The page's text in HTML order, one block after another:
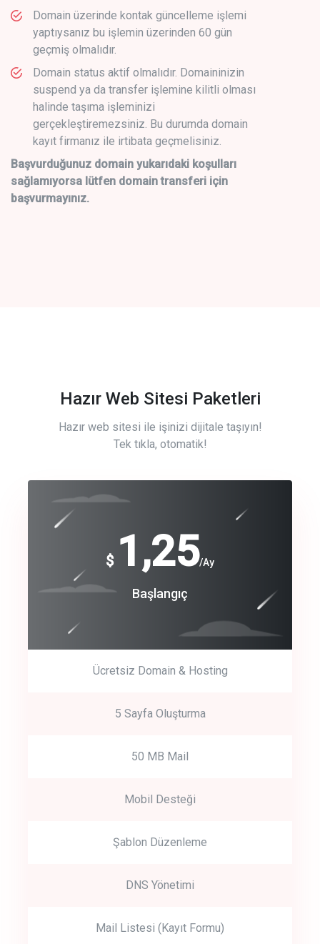
Domain üzerinde kontak güncelleme işlemi
yaptıysanız bu işlemin üzerinden 60 gün
geçmiş olmalıdır.
Domain status aktif olmalıdır. Domaininizin
suspend ya da transfer işlemine kilitli olması
halinde taşıma işleminizi
gerçekleştiremezsiniz. Bu durumda domain
kayıt firmanız ile irtibata geçmelisiniz.
Başvurduğunuz domain yukarıdaki koşulları
sağlamıyorsa lütfen domain transferi için
başvurmayınız.
Hazır Web Sitesi Paketleri
Hazır web sitesi ile işinizi dijitale taşıyın!
Tek tıkla, otomatik!
$ 1,25/Ay
Başlangıç
Ücretsiz Domain & Hosting
5 Sayfa Oluşturma
50 MB Mail
Mobil Desteği
Şablon Düzenleme
DNS Yönetimi
Mail Listesi (Kayıt Formu)
Free
Basic